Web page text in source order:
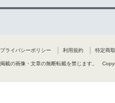
プライバシーポリシー 利用規約 特定商
掲載の画像・文章の無断転載を禁じます。